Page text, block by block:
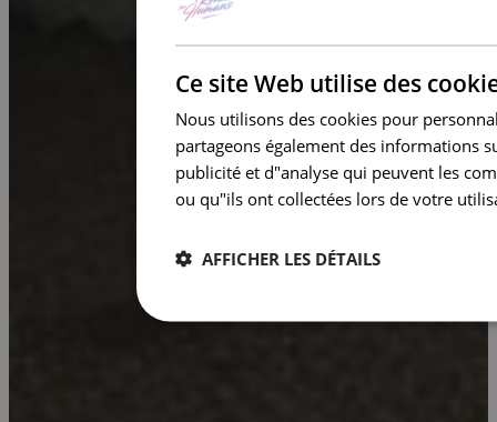
Ce site Web utilise des
Nous utilisons des cookies pour
partageons également des informations
publicité et d"analyse qui peuvent les
ou qu"ils ont collectées lors de votre
AFFICHER LES DÉTAILS